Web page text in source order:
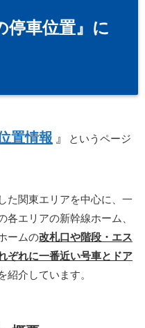
停車位置』に
置情報 』
というページ
た関東エリアを中心に、一
エリアの新幹線ホーム、
ームの改札口や階段・エス
ぞれに一番近い号車とドア
紹介しています。